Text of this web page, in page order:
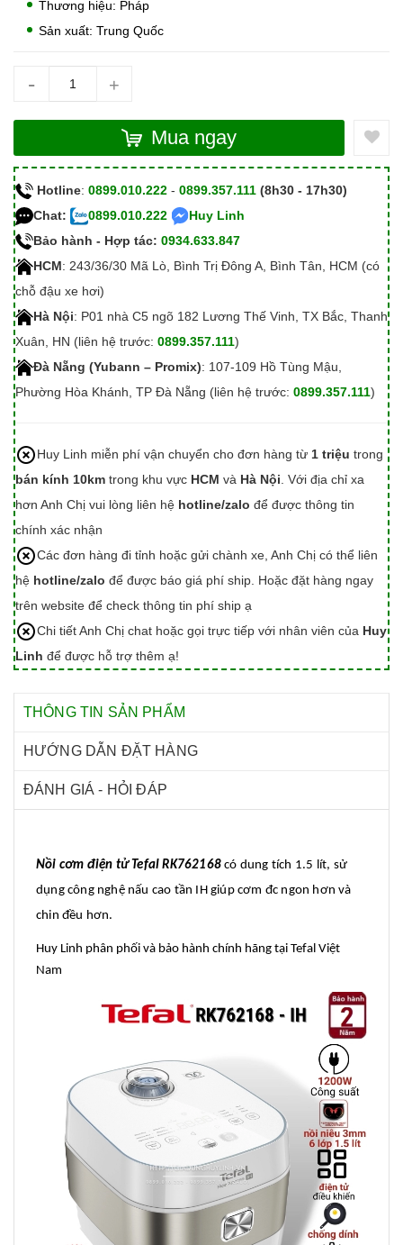
Thương hiệu: Pháp
Sản xuất: Trung Quốc
- +
Mua ngay
Hotline: 0899.010.222 - 0899.357.111 (8h30 - 17h30)
Chat:
0899.010.222
Huy Linh
Bảo hành - Hợp tác: 0934.633.847
HCM: 243/36/30 Mã Lò, Bình Trị Đông A, Bình Tân, HCM (có
chỗ đậu xe hơi)
Hà Nội: P01 nhà C5 ngõ 182 Lương Thế Vinh, TX Bắc, Thanh
Xuân, HN (liên hệ trước: 0899.357.111)
Đà Nẵng (Yubann – Promix): 107-109 Hồ Tùng Mậu,
Phường Hòa Khánh, TP Đà Nẵng (liên hệ trước: 0899.357.111)
Huy Linh miễn phí vận chuyển cho đơn hàng từ 1 triệu trong
bán kính 10km trong khu vực HCM và Hà Nội . Với địa chỉ xa
hơn Anh Chị vui lòng liên hệ hotline/zalo để được thông tin
chính xác nhận
Các đơn hàng đi tỉnh hoặc gửi chành xe, Anh Chị có thể liên
hệ hotline/zalo để được báo giá phí ship. Hoặc đặt hàng ngay
trên website để check thông tin phí ship ạ
Chi tiết Anh Chị chat hoặc gọi trực tiếp với nhân viên của Huy
Linh để được hỗ trợ thêm ạ!
THÔNG TIN SẢN PHẨM
HƯỚNG DẪN ĐẶT HÀNG
ĐÁNH GIÁ - HỎI ĐÁP
Nồi cơm điện tử Tefal RK762168 có dung tích 1.5 lít, sử
dụng công nghệ nấu cao tần IH giúp cơm đc ngon hơn và
chin đều hơn.
Huy Linh phân phối và bảo hành chính hãng tại Tefal Việt
Nam